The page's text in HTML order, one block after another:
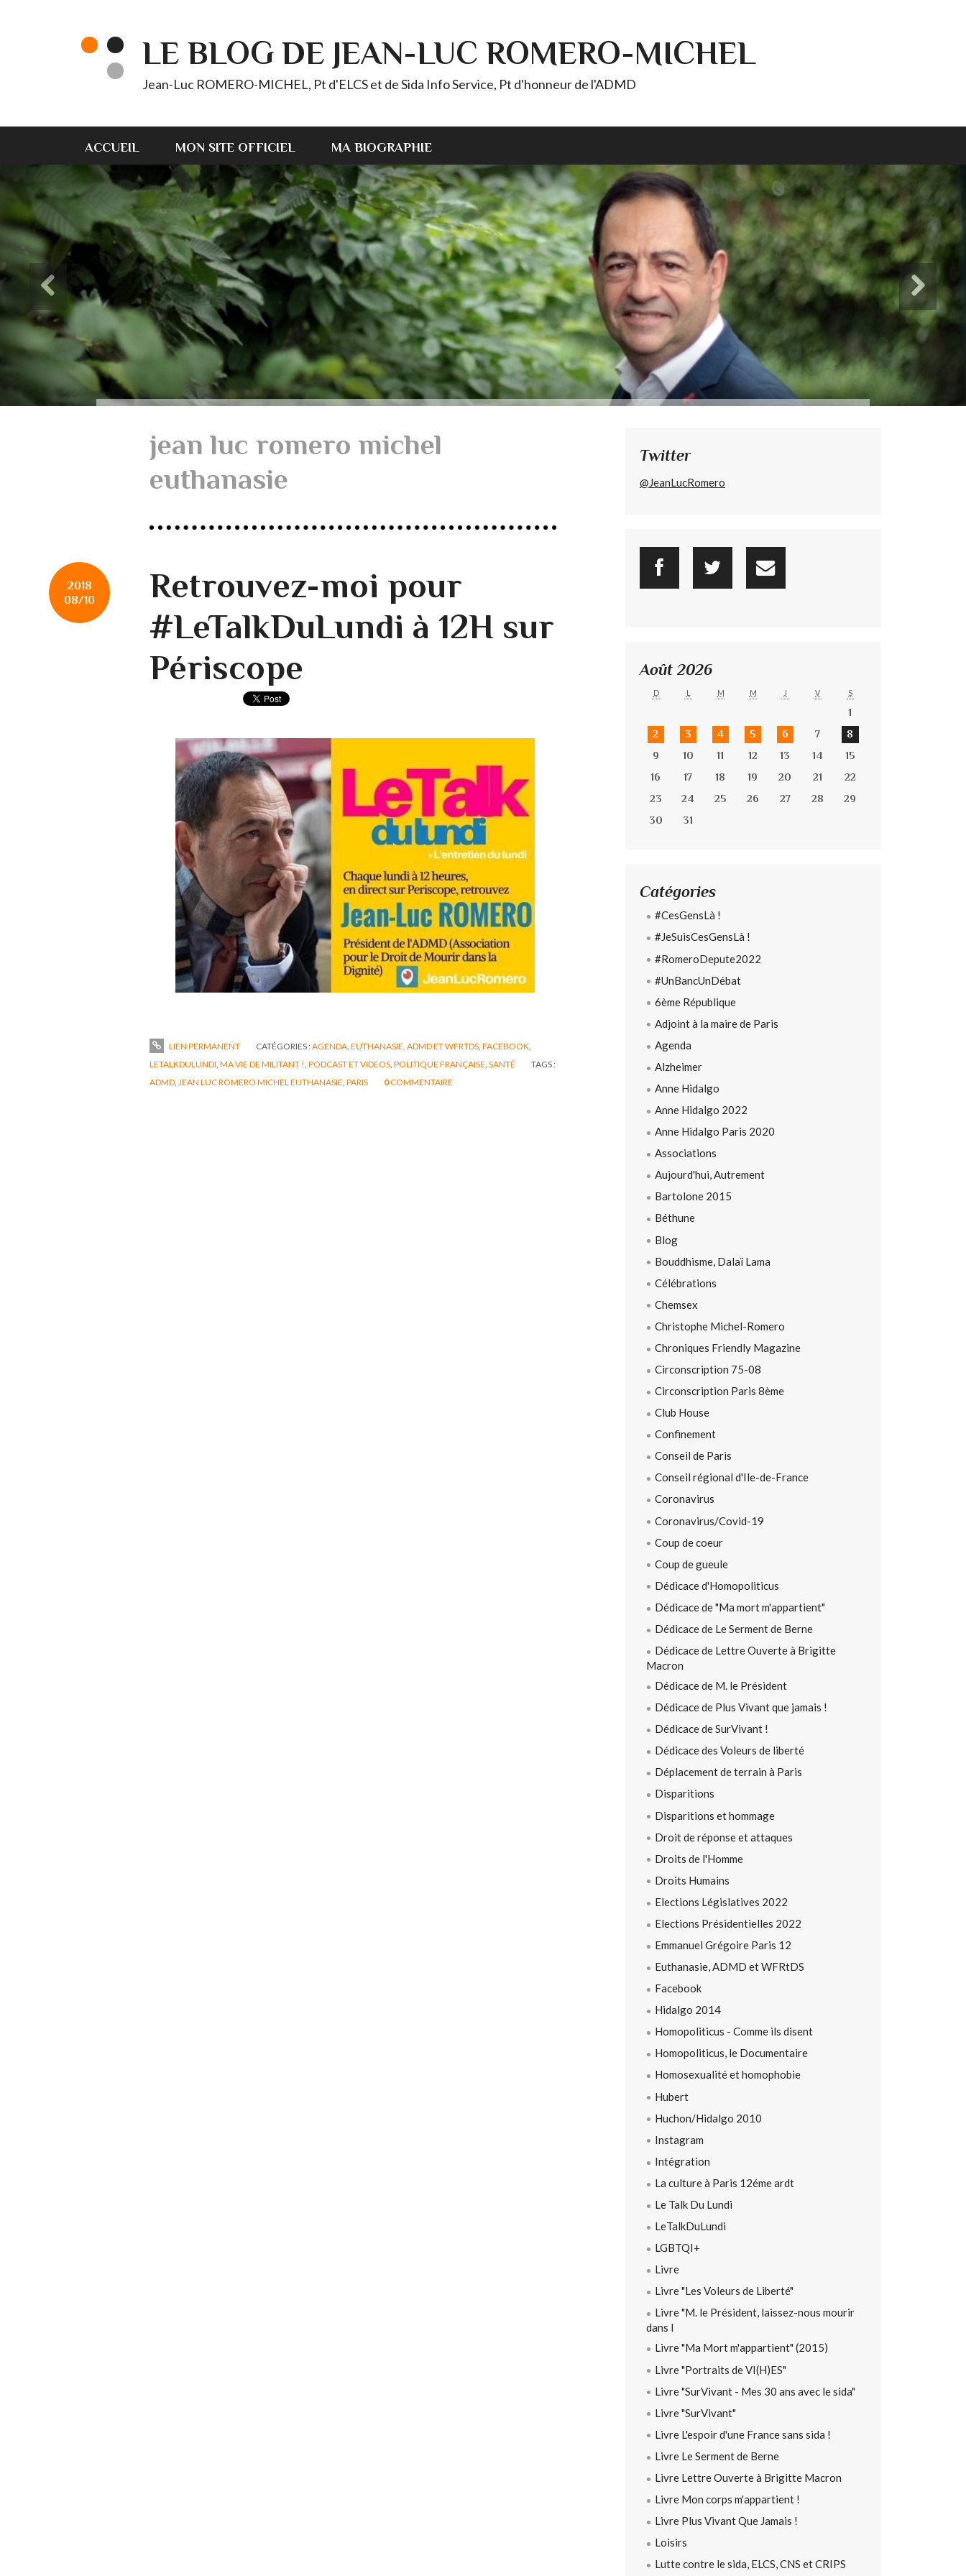
LE BLOG DE JEAN-LUC ROMERO-MICHEL
Jean-Luc ROMERO-MICHEL, Pt d'ELCS et de Sida Info Service, Pt d'honneur de l'ADMD
ACCUEIL MON SITE OFFICIEL MA BIOGRAPHIE
jean luc romero michel
euthanasie
2018
08/10
Retrouvez-moi pour
#LeTalkDuLundi à 12H sur
Périscope
LIEN PERMANENT CATÉGORIES :AGENDA, EUTHANASIE, ADMD ET WFRTDS, FACEBOOK,
LETALKDULUNDI, MA VIE DE MILITANT !, PODCAST ET VIDEOS, POLITIQUE FRANÇAISE, SANTÉ
TAGS :
ADMD, JEAN LUC ROMERO MICHEL EUTHANASIE, PARIS 0COMMENTAIRE
Twitter
@JeanLucRomero
Août 2026
D L M M J V S
1
2
3 4 5 6 7
8
9
10 11 12 13 14
15
16
17 18 19 20 21
22
23
24 25 26 27 28
29
30
31
Catégories
#CesGensLà !
#JeSuisCesGensLà !
#RomeroDepute2022
#UnBancUnDébat
6ème République
Adjoint à la maire de Paris
Agenda
Alzheimer
Anne Hidalgo
Anne Hidalgo 2022
Anne Hidalgo Paris 2020
Associations
Aujourd'hui, Autrement
Bartolone 2015
Béthune
Blog
Bouddhisme, Dalaï Lama
Célébrations
Chemsex
Christophe Michel-Romero
Chroniques Friendly Magazine
Circonscription 75-08
Circonscription Paris 8ème
Club House
Confinement
Conseil de Paris
Conseil régional d'Ile-de-France
Coronavirus
Coronavirus/Covid-19
Coup de coeur
Coup de gueule
Dédicace d'Homopoliticus
Dédicace de "Ma mort m'appartient"
Dédicace de Le Serment de Berne
Dédicace de Lettre Ouverte à Brigitte
Macron
Dédicace de M. le Président
Dédicace de Plus Vivant que jamais !
Dédicace de SurVivant !
Dédicace des Voleurs de liberté
Déplacement de terrain à Paris
Disparitions
Disparitions et hommage
Droit de réponse et attaques
Droits de l'Homme
Droits Humains
Elections Législatives 2022
Elections Présidentielles 2022
Emmanuel Grégoire Paris 12
Euthanasie, ADMD et WFRtDS
Facebook
Hidalgo 2014
Homopoliticus - Comme ils disent
Homopoliticus, le Documentaire
Homosexualité et homophobie
Hubert
Huchon/Hidalgo 2010
Instagram
Intégration
La culture à Paris 12éme ardt
Le Talk Du Lundi
LeTalkDuLundi
LGBTQI+
Livre
Livre "Les Voleurs de Liberté"
Livre "M. le Président, laissez-nous mourir
dans l
Livre "Ma Mort m'appartient" (2015)
Livre "Portraits de VI(H)ES"
Livre "SurVivant - Mes 30 ans avec le sida"
Livre "SurVivant"
Livre L'espoir d'une France sans sida !
Livre Le Serment de Berne
Livre Lettre Ouverte à Brigitte Macron
Livre Mon corps m'appartient !
Livre Plus Vivant Que Jamais !
Loisirs
Lutte contre le sida, ELCS, CNS et CRIPS